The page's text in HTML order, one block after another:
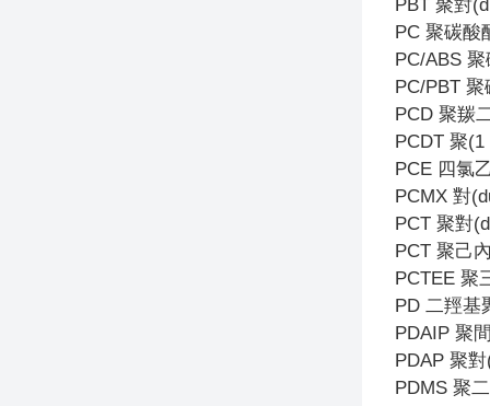
PBT 聚對
PC 聚碳酸
PC/ABS 聚
PC/PBT 聚
PCD 聚羰
PCDT 聚(1
PCE 四氯
PCMX 對
PCT 聚對
PCT 聚己
PCTEE 聚
PD 二羥基
PDAIP 聚
PDAP 聚
PDMS 聚